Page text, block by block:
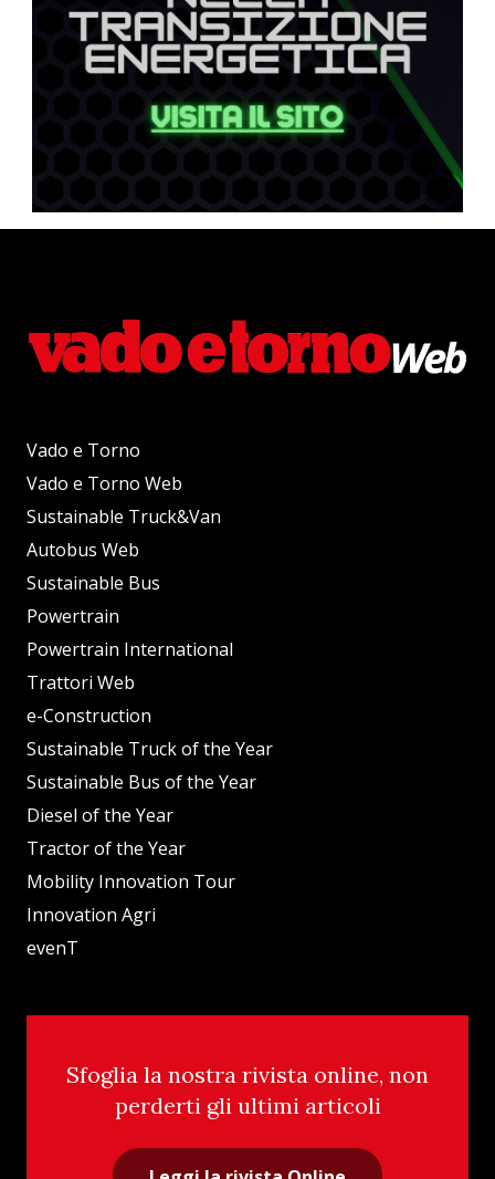
Vado e Torno
Vado e Torno Web
Sustainable Truck&Van
Autobus Web
Sustainable Bus
Powertrain
Powertrain International
Trattori Web
e-Construction
Sustainable Truck of the Year
Sustainable Bus of the Year
Diesel of the Year
Tractor of the Year
Mobility Innovation Tour
Innovation Agri
evenT
Sfoglia la nostra rivista online, non
perderti gli ultimi articoli